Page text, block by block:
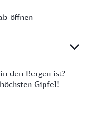
öffnen
den Bergen ist?
Gipfel!